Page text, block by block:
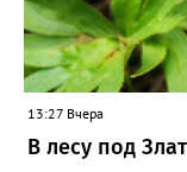
13:27 Вчера
В лесу под